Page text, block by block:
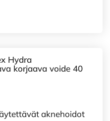
Hydra
korjaava voide 40
aknehoidot